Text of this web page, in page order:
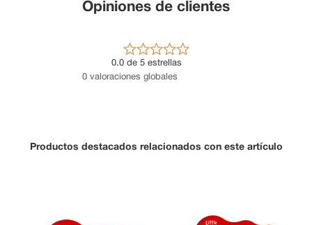
Opiniones de clientes
0.0 de 5 estrellas
0 valoraciones globales
Productos destacados relacionados con este artículo